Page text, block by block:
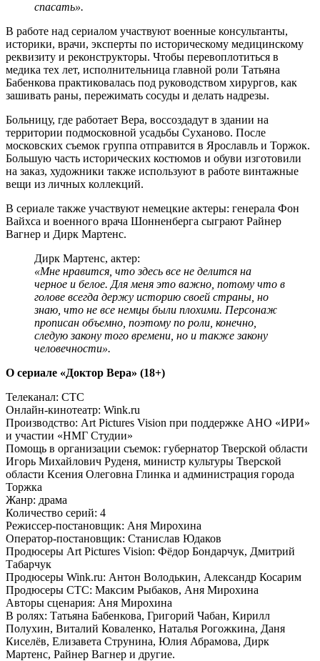
спасать».
В работе над сериалом участвуют военные консультанты,
историки, врачи, эксперты по историческому медицинскому
реквизиту и реконструкторы. Чтобы перевоплотиться в
медика тех лет, исполнительница главной роли Татьяна
Бабенкова практиковалась под руководством хирургов, как
зашивать раны, пережимать сосуды и делать надрезы.
Больницу, где работает Вера, воссоздадут в здании на
территории подмосковной усадьбы Суханово. После
московских съемок группа отправится в Ярославль и Торжок.
Большую часть исторических костюмов и обуви изготовили
на заказ, художники также используют в работе винтажные
вещи из личных коллекций.
В сериале также участвуют немецкие актеры: генерала Фон
Вайхса и военного врача Шонненберга сыграют Райнер
Вагнер и Дирк Мартенс.
Дирк Мартенс, актер:
«Мне нравится, что здесь все не делится на
черное и белое. Для меня это важно, потому что в
голове всегда держу историю своей страны, но
знаю, что не все немцы были плохими. Персонаж
прописан объемно, поэтому по роли, конечно,
следую закону того времени, но и также закону
человечности».
О сериале «Доктор Вера» (18+)
Телеканал: СТС
Онлайн-кинотеатр: Wink.ru
Производство: Art Pictures Vision при поддержке АНО «ИРИ»
и участии «НМГ Студии»
Помощь в организации съемок: губернатор Тверской области
Игорь Михайлович Руденя, министр культуры Тверской
области Ксения Олеговна Глинка и администрация города
Торжка
Жанр: драма
Количество серий: 4
Режиссер-постановщик: Аня Мирохина
Оператор-постановщик: Станислав Юдаков
Продюсеры Art Pictures Vision: Фёдор Бондарчук, Дмитрий
Табарчук
Продюсеры Wink.ru: Антон Володькин, Александр Косарим
Продюсеры СТС: Максим Рыбаков, Аня Мирохина
Авторы сценария: Аня Мирохина
В ролях: Татьяна Бабенкова, Григорий Чабан, Кирилл
Полухин, Виталий Коваленко, Наталья Рогожкина, Даня
Киселёв, Елизавета Струнина, Юлия Абрамова, Дирк
Мартенс, Райнер Вагнер и другие.